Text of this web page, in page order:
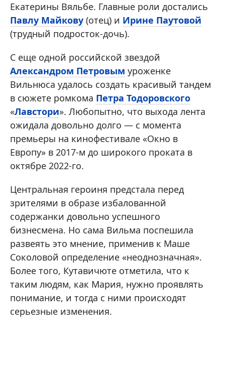
Екатерины Вяльбе. Главные роли достались
Павлу Майкову (отец) и Ирине Паутовой
(трудный подросток-дочь).
С еще одной российской звездой
Александром Петровым уроженке
Вильнюса удалось создать красивый тандем
в сюжете ромкома Петра Тодоровского
«Лавстори». Любопытно, что выхода лента
ожидала довольно долго — с момента
премьеры на кинофестивале «Окно в
Европу» в 2017-м до широкого проката в
октябре 2022-го.
Центральная героиня предстала перед
зрителями в образе избалованной
содержанки довольно успешного
бизнесмена. Но сама Вильма поспешила
развеять это мнение, применив к Маше
Соколовой определение «неоднозначная».
Более того, Кутавичюте отметила, что к
таким людям, как Мария, нужно проявлять
понимание, и тогда с ними происходят
серьезные изменения.